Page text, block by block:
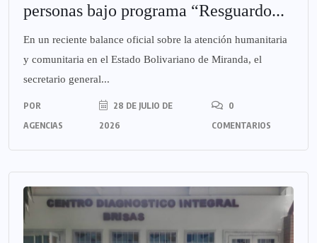
personas bajo programa “Resguardo...
En un reciente balance oficial sobre la atención humanitaria
y comunitaria en el Estado Bolivariano de Miranda, el
secretario general...
POR
AGENCIAS
28 DE JULIO DE
2026
0
COMENTARIOS